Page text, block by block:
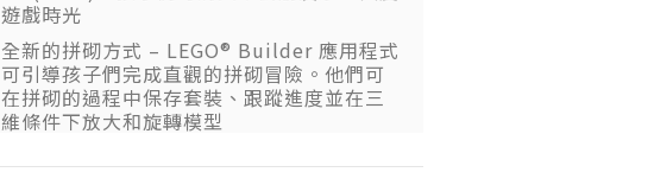
遊戲時光
全新的拼砌方式 – LEGO® Builder 應用程式
可引導孩子們完成直觀的拼砌冒險。他們可
在拼砌的過程中保存套裝、跟蹤進度並在三
維條件下放大和旋轉模型